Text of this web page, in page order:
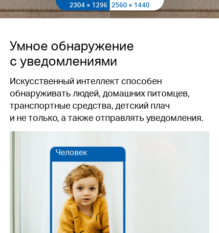
2304 × 1296 2560 × 1440
Умное обнаружение
с уведомлениями
Искусственный интеллект способен
обнаруживать людей, домашних питомцев,
транспортные средства, детский плач
и не только, а также отправлять уведомления.
Человек